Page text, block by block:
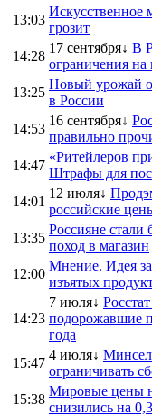
13:03
Искусственное
грозит
14:28
17 сентября↓ В
ограничения на
13:25
Новый урожай
в России
14:53
16 сентября↓
правильно
14:47
«Ритейлеров
Штрафы для
14:01
12 июля↓
российские
13:35
Россияне стали
поход в магазин
12:00
Мнение. Идея
изъятых
14:23
7 июля↓
подорожавшие
года
15:47
4 июля↓
ограничивать
15:38
Мировые цены
снизились на